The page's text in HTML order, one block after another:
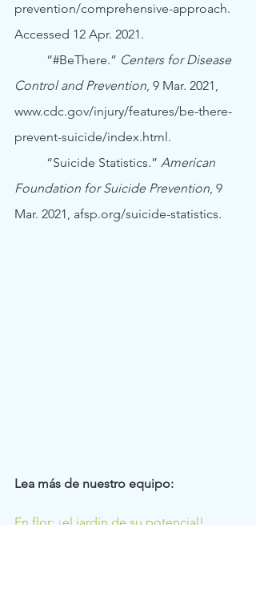
prevention/comprehensive-approach.
Accessed 12 Apr. 2021.
	“
#BeThere.” Centers for Disease
Control and Prevention, 9 Mar. 2021,
www.cdc.gov/injury/features/be-there-
prevent-suicide/index.html.
	“Suicide Statistics.”
American
Foundation for Suicide Prevention, 9
Mar. 2021, afsp.org/suicide-statistics.
Lea más de nuestro equipo:
En flor: ¡el jardín de su potencial!